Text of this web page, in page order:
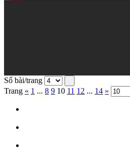
Số bài/trang
Trang « 1 ... 8 9 10 11 12 ... 14 »